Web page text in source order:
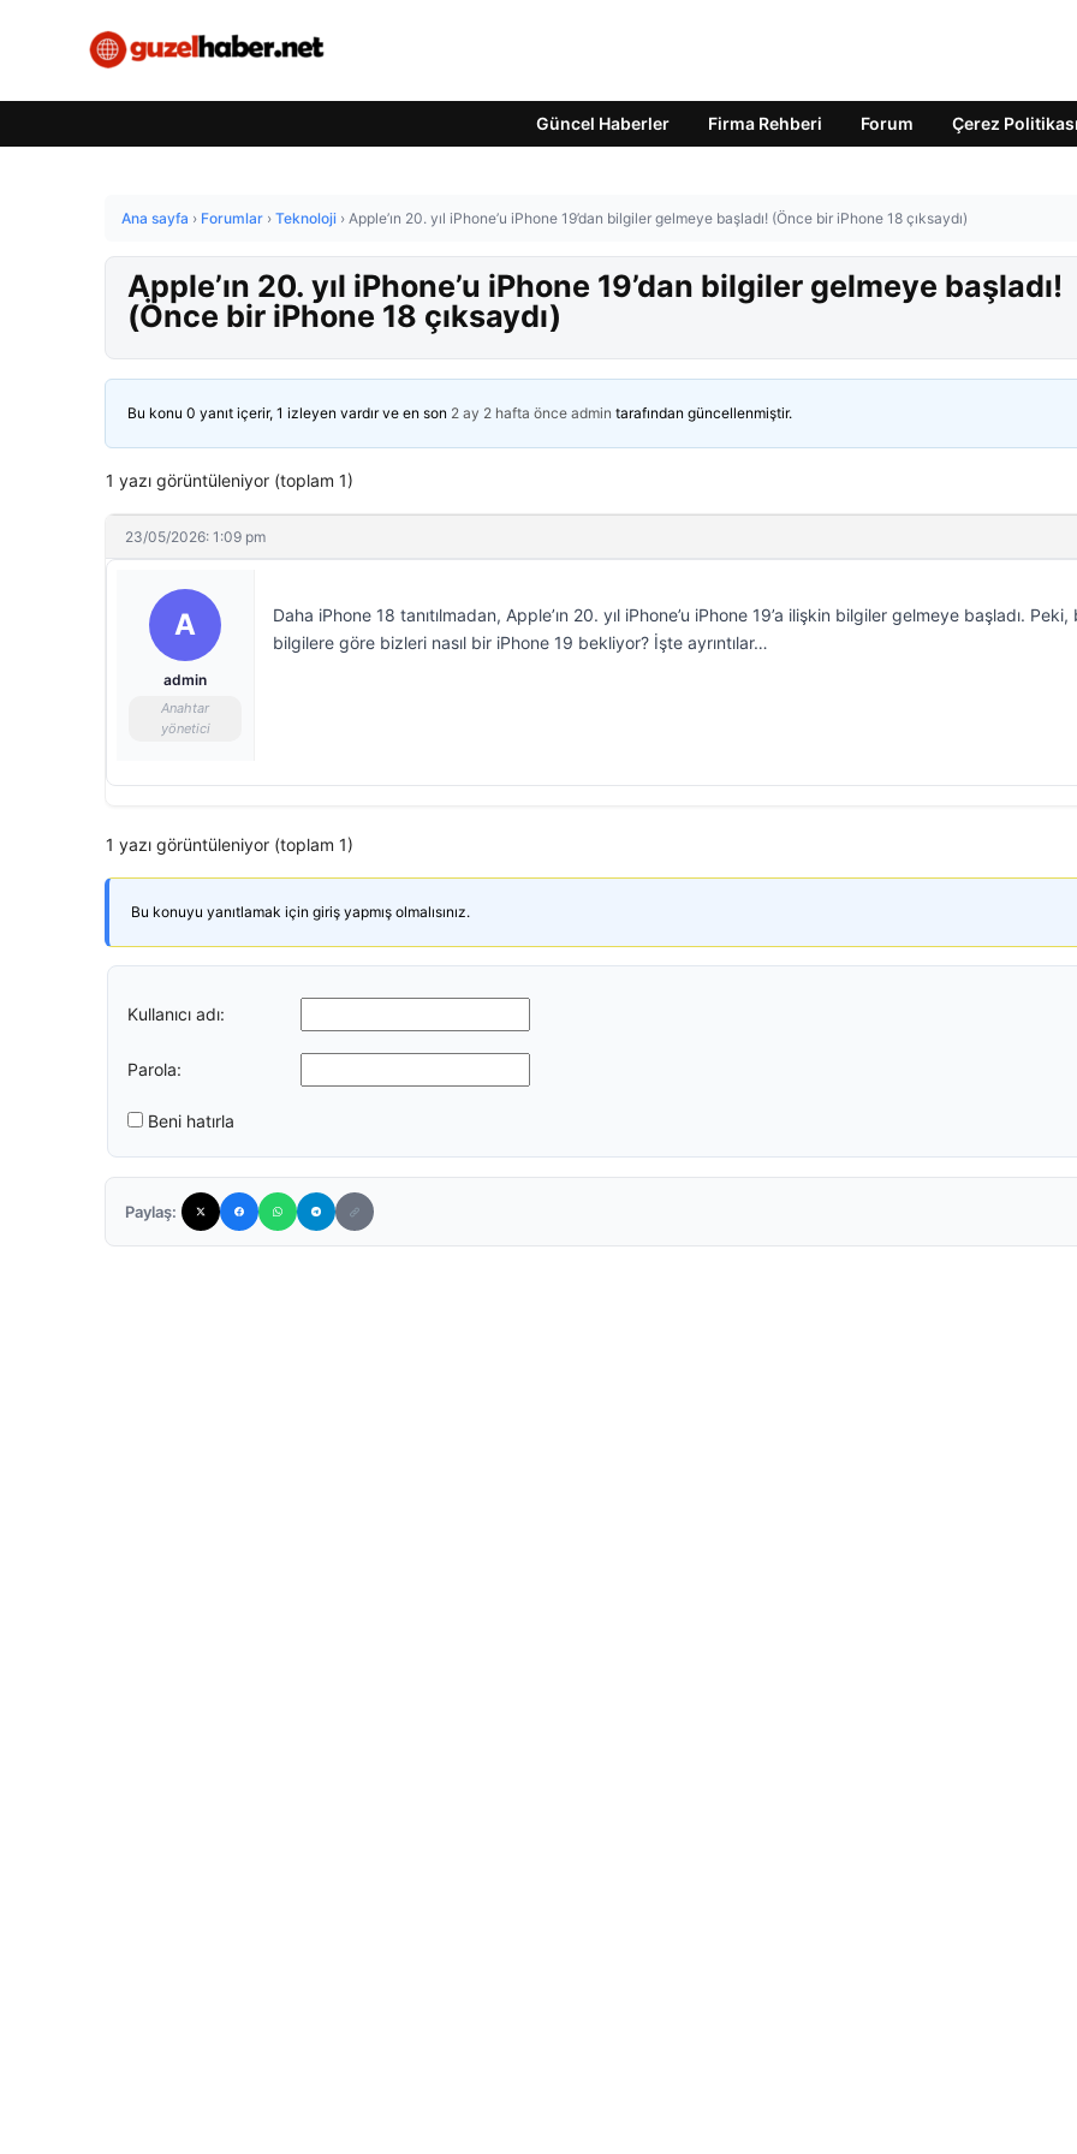
Güncel Haberler Firma Rehberi Forum Çerez Politikası
Ana sayfa › Forumlar › Teknoloji › Apple’ın 20. yıl iPhone’u iPhone 19’dan bilgiler gelmeye başladı! (Önce bir iPhone 18 çıksaydı)
Apple’ın 20. yıl iPhone’u iPhone 19’dan bilgiler gelmeye başladı!
(Önce bir iPhone 18 çıksaydı)
Bu konu 0 yanıt içerir, 1 izleyen vardır ve en son 2 ay 2 hafta önce admin tarafından güncellenmiştir.
1 yazı görüntüleniyor (toplam 1)
23/05/2026: 1:09 pm
A
admin
Anahtar
yönetici
Daha iPhone 18 tanıtılmadan, Apple’ın 20. yıl iPhone’u iPhone 19’a ilişkin bilgiler gelmeye başladı. Peki,
bilgilere göre bizleri nasıl bir iPhone 19 bekliyor? İşte ayrıntılar…
1 yazı görüntüleniyor (toplam 1)
Bu konuyu yanıtlamak için giriş yapmış olmalısınız.
Kullanıcı adı:
Parola:
Beni hatırla
Paylaş: